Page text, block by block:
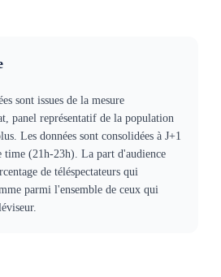
sont issues de la mesure
panel représentatif de la population
Les données sont consolidées à J+1
time (21h-23h). La part d'audience
de téléspectateurs qui
parmi l'ensemble de ceux qui